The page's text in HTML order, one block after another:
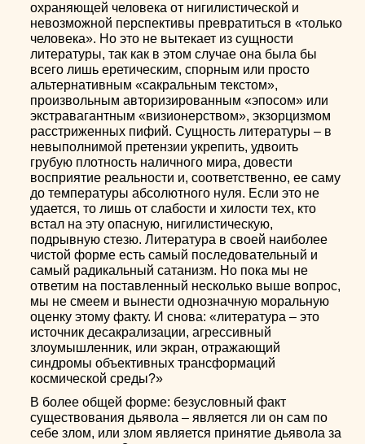
охраняющей человека от нигилистической и
невозможной перспективы превратиться в «только
человека». Но это не вытекает из сущности
литературы, так как в этом случае она была бы
всего лишь еретическим, спорным или просто
альтернативным «сакральным текстом»,
произвольным авторизированным «эпосом» или
экстравагантным «визионерством», экзорцизмом
расстриженных пифий. Сущность литературы – в
невыполнимой претензии укрепить, удвоить
грубую плотность наличного мира, довести
восприятие реальности и, соответственно, ее саму
до температуры абсолютного нуля. Если это не
удается, то лишь от слабости и хилости тех, кто
встал на эту опасную, нигилистическую,
подрывную стезю. Литература в своей наиболее
чистой форме есть самый последовательный и
самый радикальный сатанизм. Но пока мы не
ответим на поставленный несколько выше вопрос,
мы не смеем и вынести однозначную моральную
оценку этому факту. И снова: «литература – это
источник десакрализации, агрессивный
злоумышленник, или экран, отражающий
синдромы объективных трансформаций
космической среды?»
В более общей форме: безусловный факт
существования дьявола – является ли он сам по
себе злом, или злом является принятие дьявола за